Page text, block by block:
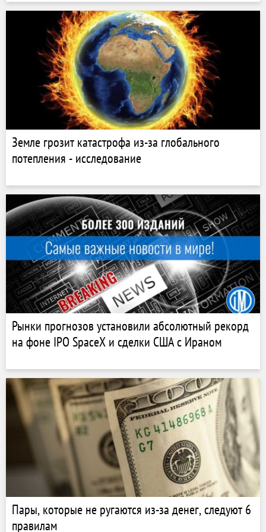
Земле грозит катастрофа из-за глобального
потепления - исследование
Рынки прогнозов установили абсолютный рекорд
на фоне IPO SpaceX и сделки США с Ираном
Пары, которые не ругаются из-за денег, следуют 6
правилам